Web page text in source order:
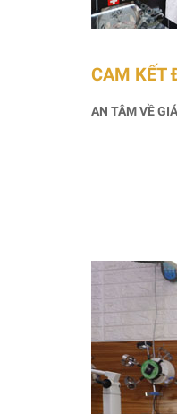
CAM KẾT
AN TÂM VỀ